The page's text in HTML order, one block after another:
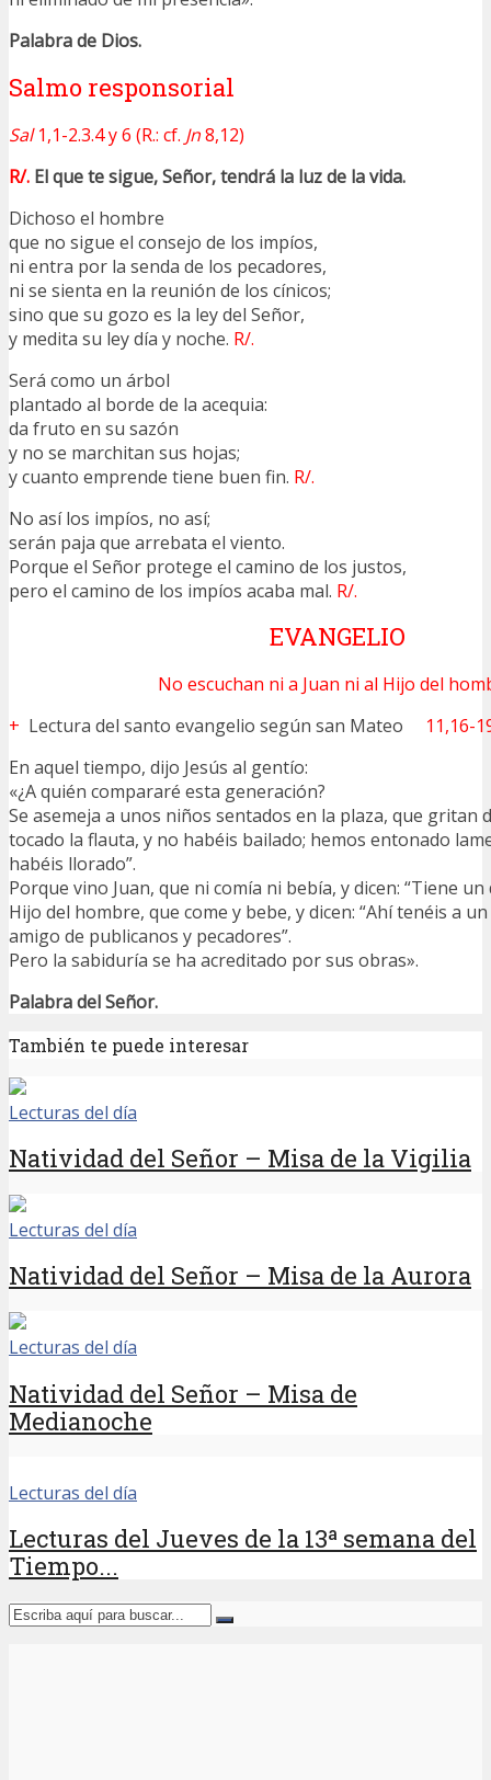
Palabra de Dios.
Salmo responsorial
Sal1,1-2.3.4 y 6 (R.: cf. Jn8,12)
R/. El que te sigue, Señor, tendrá la luz de la vida.
Dichoso el hombre
que no sigue el consejo de los impíos,
ni entra por la senda de los pecadores,
ni se sienta en la reunión de los cínicos;
sino que su gozo es la ley del Señor,
y medita su ley día y noche. R/.
Será como un árbol
plantado al borde de la acequia:
da fruto en su sazón
y no se marchitan sus hojas;
y cuanto emprende tiene buen fin. R/.
No así los impíos, no así;
serán paja que arrebata el viento.
Porque el Señor protege el camino de los justos,
pero el camino de los impíos acaba mal. R/.
EVANGELIO
No escuchan ni a Juan ni al Hijo del
+ Lectura del santo evangelio según san Mateo 11,16-
En aquel tiempo, dijo Jesús al gentío:
«¿A quién compararé esta generación?
Se asemeja a unos niños sentados en la plaza, que gritan
tocado la flauta, y no habéis bailado; hemos entonado
habéis llorado”.
Porque vino Juan, que ni comía ni bebía, y dicen: “Tiene un
Hijo del hombre, que come y bebe, y dicen: “Ahí tenéis a
amigo de publicanos y pecadores”.
Pero la sabiduría se ha acreditado por sus obras».
Palabra del Señor.
También te puede interesar
Lecturas del día
Natividad del Señor – Misa de la Vigilia
Lecturas del día
Natividad del Señor – Misa de la Aurora
Lecturas del día
Natividad del Señor – Misa de
Medianoche
Lecturas del día
Lecturas del Jueves de la 13ª semana del
Tiempo...